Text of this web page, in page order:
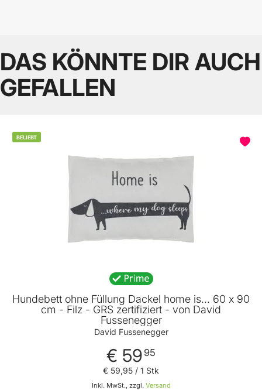
DAS KÖNNTE DIR AUCH
GEFALLEN
BELIEBT
Hundebett ohne Füllung Dackel home is... 60 x 90
cm - Filz - GRS zertifiziert - von David
Fussenegger
David Fussenegger
€ 59 95
Inkl. MwSt., zzgl. Versand
€ 59,95 / 1 Stk